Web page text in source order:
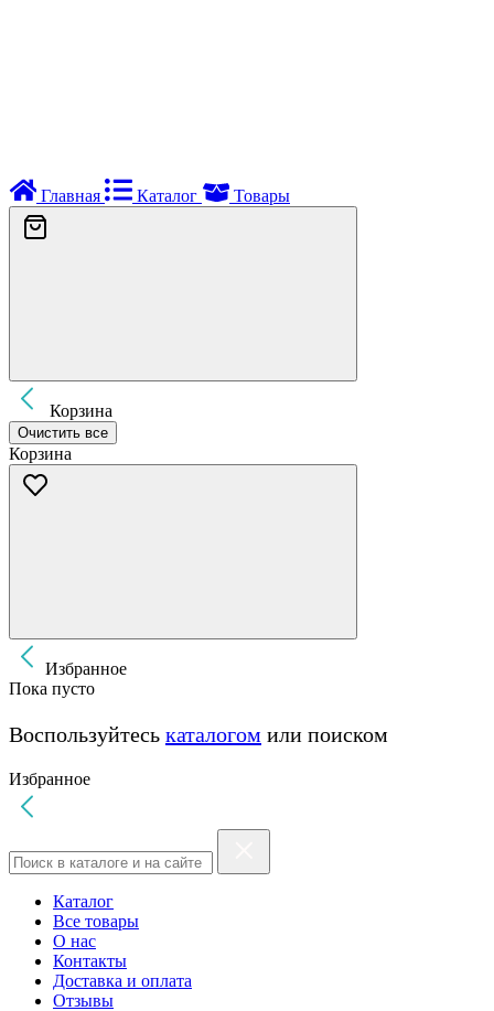
Главная Каталог Товары
Корзина
Очистить все
Корзина
Избранное
Пока пусто
Воспользуйтесь каталогом или поиском
Избранное
Каталог
Все товары
О нас
Контакты
Доставка и оплата
Отзывы